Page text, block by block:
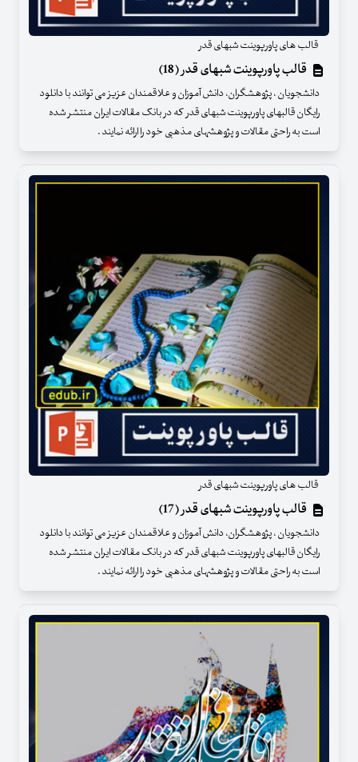
قالب های پاورپوینت شبهای قدر
قالب پاورپوینت شبهای قدر (18)
دانشجویان ، پژوهشگران، دانش آموزان و علاقمندان عزیز می توانند با دانلود
رایگان قالبهای پاورپوینت شبهای قدر که در بانک مقالات ایران منتشر شده
است به راحتی مقالات و پژوهشهای مذهبی خود را ارائه نمایند .
قالب های پاورپوینت شبهای قدر
قالب پاورپوینت شبهای قدر (17)
دانشجویان ، پژوهشگران، دانش آموزان و علاقمندان عزیز می توانند با دانلود
رایگان قالبهای پاورپوینت شبهای قدر که در بانک مقالات ایران منتشر شده
است به راحتی مقالات و پژوهشهای مذهبی خود را ارائه نمایند .